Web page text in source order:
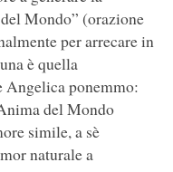
Mondo” (orazione
per arrecare in
è quella
ponemmo:
del Mondo
simile, a sè
naturale a